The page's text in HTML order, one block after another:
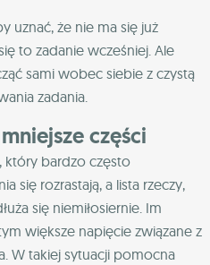
uznać, że nie ma się już
to zadanie wcześniej. Ale
sami wobec siebie z czystą
zadania.
części
który bardzo często
się rozrastają, a lista rzeczy,
się niemiłosiernie. Im
większe napięcie związane z
W takiej sytuacji pomocna